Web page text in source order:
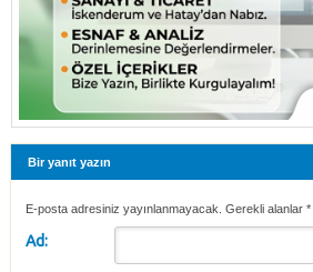
Bir yanıt yazın
E-posta adresiniz yayınlanmayacak. Gerekli alanlar *
Ad: